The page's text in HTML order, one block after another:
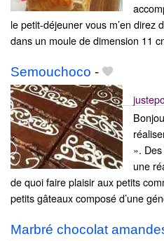
le petit-déjeuner vous m’en
dans un moule de dimension 11
Semouchoco -
».
une
de quoi faire plaisir aux petits
petits gâteaux composé d’une
Marbré chocolat